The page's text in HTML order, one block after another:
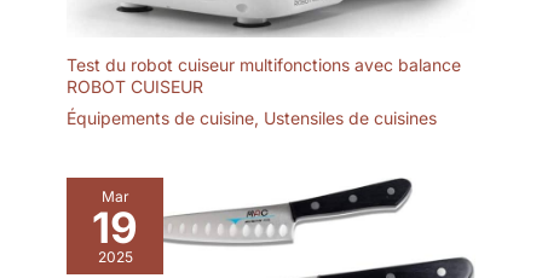
Test du robot cuiseur multifonctions avec balance
ROBOT CUISEUR
Équipements de cuisine, Ustensiles de cuisines
Mar
19
2025